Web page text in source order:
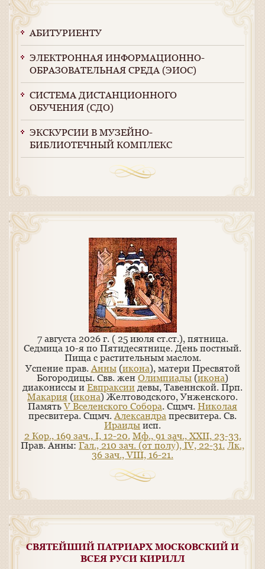
АБИТУРИЕНТУ
ЭЛЕКТРОННАЯ ИНФОРМАЦИОННО-
ОБРАЗОВАТЕЛЬНАЯ СРЕДА (ЭИОС)
СИСТЕМА ДИСТАНЦИОННОГО
ОБУЧЕНИЯ (СДО)
ЭКСКУРСИИ В МУЗЕЙНО-
БИБЛИОТЕЧНЫЙ КОМПЛЕКС
7 августа 2026 г. ( 25 июля ст.ст.), пятница.
Седмица 10-я по Пятидесятнице. День постный.
Пища с растительным маслом.
Успение прав.Анны(икона), матери Пресвятой
Богородицы. Свв. жен Олимпиады (икона)
диакониссы и Евпраксии девы, Тавеннской. Прп.
Макария (икона) Желтоводского, Унженского.
ПамятьV Вселенского Собора. Сщмч. Николая
пресвитера. Сщмч.Александра пресвитера. Св.
Ираиды исп.
2 Кор., 169 зач., I, 12-20. Мф., 91 зач., XXII, 23-33.
Прав. Анны: Гал., 210 зач. (от полу́), IV, 22-31. Лк.,
36 зач., VIII, 16-21.
СВЯТЕЙШИЙ ПАТРИАРХ МОСКОВСКИЙ И
ВСЕЯ РУСИ КИРИЛЛ